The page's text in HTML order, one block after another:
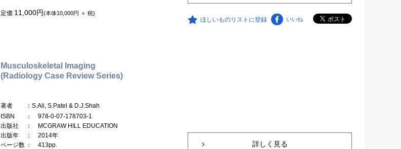
定価 11,000円(本体10,000円 ＋ 税)
ほしいものリストに登録 いいね
Musculoskeletal Imaging
(Radiology Case Review Series)
著者
：S.Ali, S.Patel & D.J.Shah
ISBN
： 978-0-07-178703-1
出版社
： MCGRAW HILL EDUCATION
出版年
： 2014年
ページ数 ： 413pp. 詳しく見る